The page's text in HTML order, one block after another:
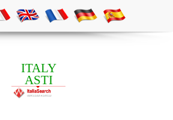
ITALY
ASTI